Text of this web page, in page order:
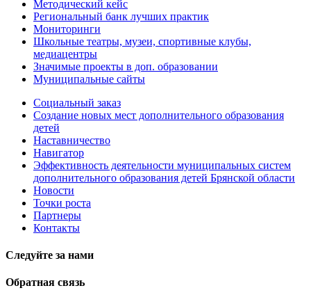
Методический кейс
Региональный банк лучших практик
Мониторинги
Школьные театры, музеи, спортивные клубы,
медиацентры
Значимые проекты в доп. образовании
Муниципальные сайты
Социальный заказ
Создание новых мест дополнительного образования
детей
Наставничество
Навигатор
Эффективность деятельности муниципальных систем
дополнительного образования детей Брянской области
Новости
Точки роста
Партнеры
Контакты
Следуйте за нами
Обратная связь